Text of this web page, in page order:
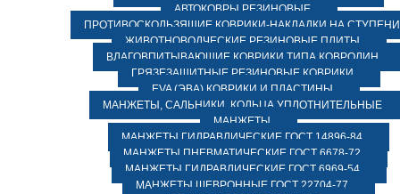
АВТОКОВРЫ РЕЗИНОВЫЕ
ПРОТИВОСКОЛЬЗЯЩИЕ КОВРИКИ-НАКЛАДКИ НА СТУПЕНИ
ЖИВОТНОВОДЧЕСКИЕ РЕЗИНОВЫЕ ПЛИТЫ
ВЛАГОВПИТЫВАЮЩИЕ КОВРИКИ ТИПА КОВРОЛИН
ГРЯЗЕЗАЩИТНЫЕ РЕЗИНОВЫЕ КОВРИКИ
EVA (ЭВА) КОВРИКИ И ПЛАСТИНЫ
МАНЖЕТЫ, САЛЬНИКИ, КОЛЬЦА УПЛОТНИТЕЛЬНЫЕ
МАНЖЕТЫ
МАНЖЕТЫ ГИДРАВЛИЧЕСКИЕ ГОСТ 14896-84
МАНЖЕТЫ ПНЕВМАТИЧЕСКИЕ ГОСТ 6678-72
МАНЖЕТЫ ГИДРАВЛИЧЕСКИЕ ГОСТ 6969-54
МАНЖЕТЫ ШЕВРОННЫЕ ГОСТ 22704-77